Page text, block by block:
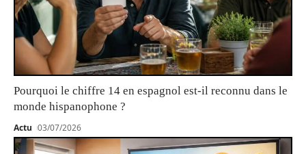
Pourquoi le chiffre 14 en espagnol est-il reconnu dans le
monde hispanophone ?
Actu 03/07/2026